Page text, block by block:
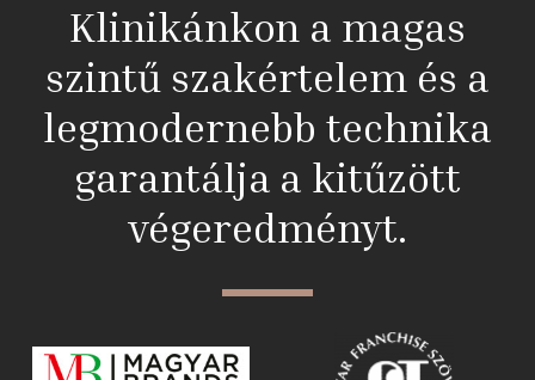
Klinikánkon a magas
szintű szakértelem és a
legmodernebb technika
garantálja a kitűzött
végeredményt.